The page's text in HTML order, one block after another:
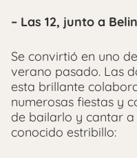
– Las 12, junto a
Se convirtió en uno
verano pasado. Las
esta brillante
numerosas fiestas y
de bailarlo y cantar a
conocido estribillo: